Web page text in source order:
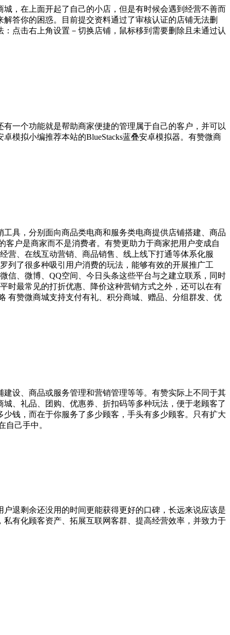
，在上面开起了自己的小店，但是有时候会遇到经营不善而
答你的困惑。目前提交资料通过了审核认证的店铺无法删
点击右上角设置－切换店铺，鼠标移到需要删除且未通过认
一个功能就是帮助商家便捷的管理属于自己的客户，并可以
模拟小编推荐本站的BlueStacks蓝叠安卓模拟器。有赞微商
具，分别面向商品类电商和服务类电商提供店铺搭建、商品
户是商家而不是消费者。有赞更助力于商家把用户变成自
营、在线互动营销、商品销售、线上线下打通等体系化服
列了很多种吸引用户消费的玩法，能够有效的开展推广工
信、微博、QQ空间、今日头条这些平台与之建立联系，同时
时最常见的打折优惠、降价这种营销方式之外，还可以在有
有赞微商城支持支付有礼、积分商城、赠品、分组群发、优
设、商品或服务管理和营销管理等等。有赞实际上不同于其
、礼品、团购、优惠券、折扣码等多种玩法，便于老顾客了
钱，而在于你服务了多少顾客，手头有多少顾客。只有扩大
己手中。
退剩余还没用的时间更能获得更好的口碑，长远来说应该是
有化顾客资产、拓展互联网客群、提高经营效率，并致力于